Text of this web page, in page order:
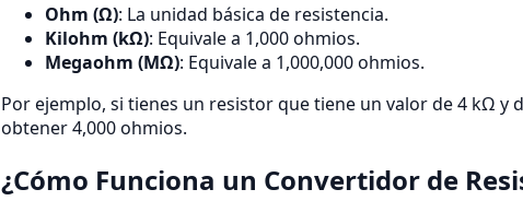
Ohm (Ω): La unidad básica de resistencia.
Kilohm (kΩ): Equivale a 1,000 ohmios.
Megaohm (MΩ): Equivale a 1,000,000 ohmios.
Por ejemplo, si tienes un resistor que tiene un valor de 4 kΩ
obtener 4,000 ohmios.
¿Cómo Funciona un Convertidor de